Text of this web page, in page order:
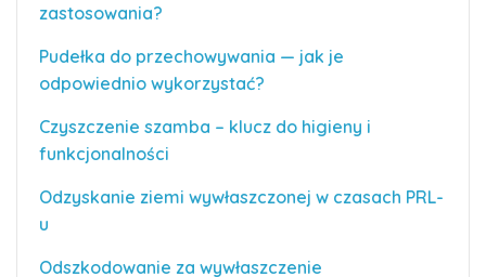
zastosowania?
Pudełka do przechowywania — jak je
odpowiednio wykorzystać?
Czyszczenie szamba – klucz do higieny i
funkcjonalności
Odzyskanie ziemi wywłaszczonej w czasach PRL-
u
Odszkodowanie za wywłaszczenie